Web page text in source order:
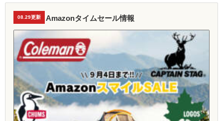
08.29更新 Amazonタイムセール情報